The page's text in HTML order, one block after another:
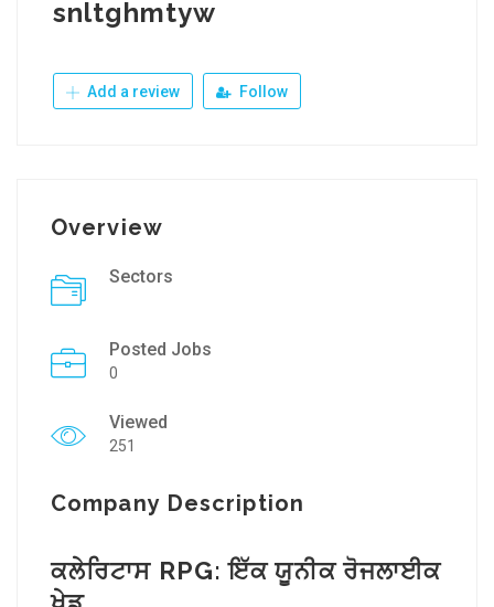
snltghmtyw
Add a review Follow
Overview
Sectors
Posted Jobs
0
Viewed
251
Company Description
ਕਲੇਰਿਟਾਸ RPG: ਇੱਕ ਯੂਨੀਕ ਰੋਜਲਾਈਕ